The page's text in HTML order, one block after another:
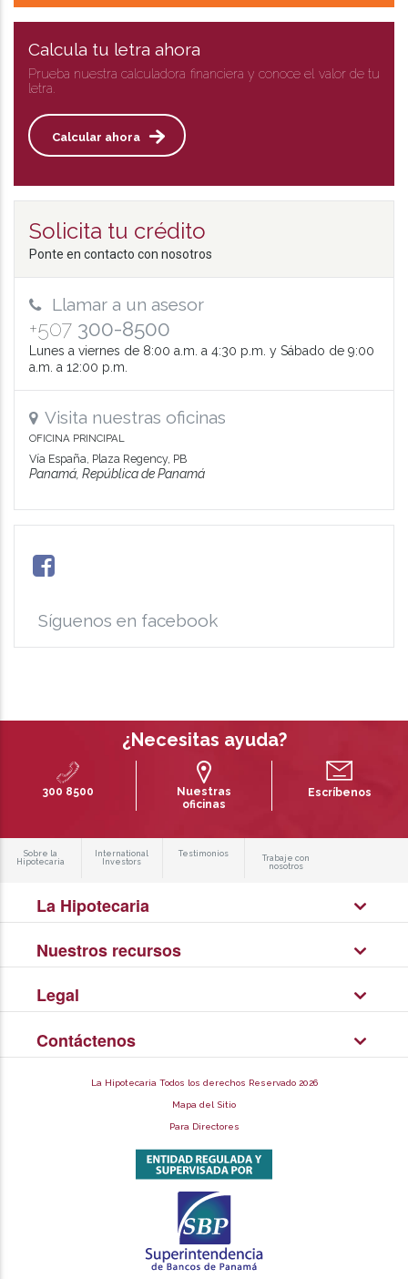
Calcula tu letra ahora
Prueba nuestra calculadora financiera y conoce el valor de tu
letra.
Calcular ahora
Solicita tu crédito
Ponte en contacto con nosotros
Llamar a un asesor
+507 300-8500
Lunes a viernes de 8:00 a.m. a 4:30 p.m. y Sábado de 9:00
a.m. a 12:00 p.m.
Visita nuestras oficinas
OFICINA PRINCIPAL
Vía España, Plaza Regency, PB
Panamá, República de Panamá
Síguenos en facebook
¿Necesitas ayuda?
300 8500
Nuestras
oficinas
Escríbenos
Sobre la
Hipotecaria
International
Investors
Testimonios
Trabaje con
nosotros
La Hipotecaria
Nuestros recursos
Legal
Contáctenos
La Hipotecaria Todos los derechos Reservado 2026
Mapa del Sitio
Para Directores